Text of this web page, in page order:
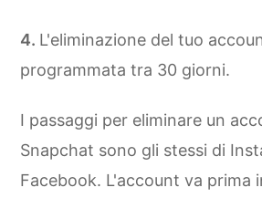
L'eliminazione del tuo
programmata tra 30 giorni.
I passaggi per eliminare un
Snapchat sono gli stessi di
Facebook. L'account va prima